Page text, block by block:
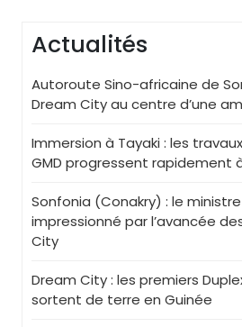
Actualités
Autoroute Sino-africaine de
Dream City au centre d’une
Immersion à Tayaki : les
GMD progressent rapidement
Sonfonia (Conakry) : le ministre
impressionné par l’avancée
City
Dream City : les premiers
sortent de terre en Guinée